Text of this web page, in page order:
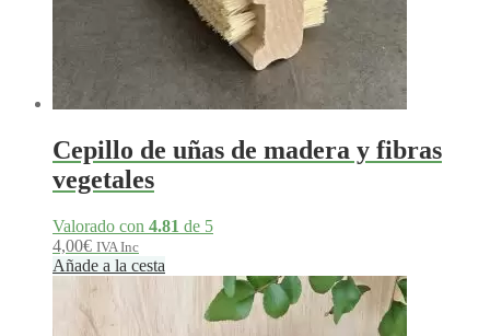
Cepillo de uñas de madera y fibras
vegetales
Valorado con 4.81 de 5
4,00€ IVA Inc
Añade a la cesta